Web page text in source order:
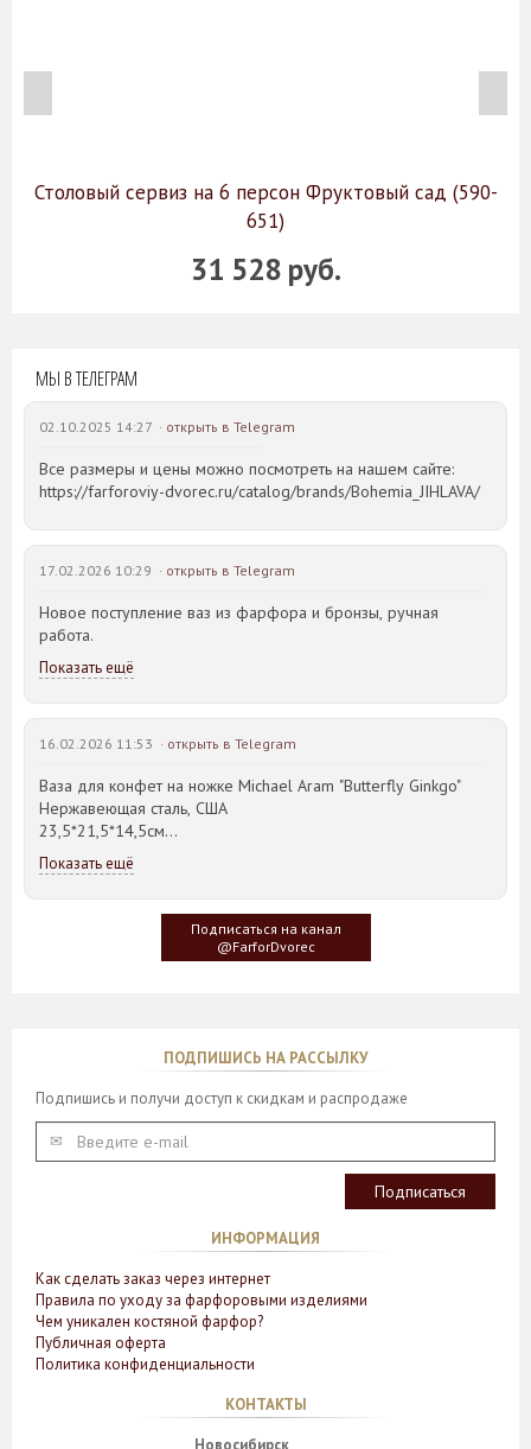
Столовый сервиз на 6 персон Фруктовый сад (590-
651)
31 528 руб.
МЫ В ТЕЛЕГРАМ
02.10.2025 14:27 · открыть в Telegram
Все размеры и цены можно посмотреть на нашем сайте:
https://farforoviy-dvorec.ru/catalog/brands/Bohemia_JIHLAVA/
17.02.2026 10:29 · открыть в Telegram
Новое поступление ваз из фарфора и бронзы, ручная
работа.
Показать ещё
16.02.2026 11:53 · открыть в Telegram
Ваза для конфет на ножке Michael Aram "Butterfly Ginkgo"
Нержавеющая сталь, США
23,5*21,5*14,5см
Идея такого дизайна предметов сервировки стола пришла
создателю, когда он впервые увидел дерево Гинкго Билоба,
у которого растут двойные листья, напоминающие крылья
Показать ещё
Подписаться на канал
@FarforDvorec
ПОДПИШИСЬ НА РАССЫЛКУ
Подпишись и получи доступ к скидкам и распродаже
ИНФОРМАЦИЯ
Как сделать заказ через интернет
Правила по уходу за фарфоровыми изделиями
Чем уникален костяной фарфор?
Публичная оферта
Политика конфиденциальности
КОНТАКТЫ
Новосибирск